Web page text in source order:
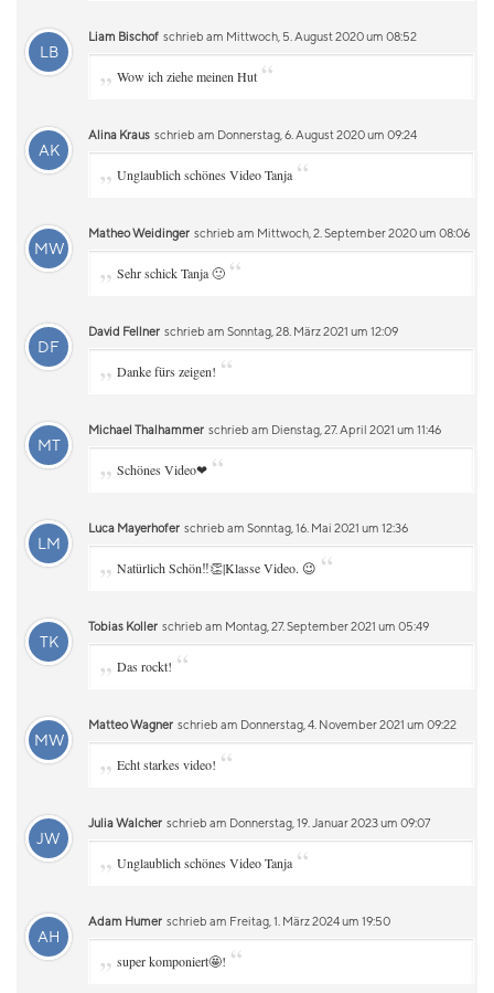
LB
Liam Bischof schrieb am Mittwoch, 5. August 2020 um 08:52
„ Wow ich ziehe meinen Hut “
AK
Alina Kraus schrieb am Donnerstag, 6. August 2020 um 09:24
„ Unglaublich schönes Video Tanja “
MW
Matheo Weidinger schrieb am Mittwoch, 2. September 2020 um 08:06
„ Sehr schick Tanja 🙂 “
DF
David Fellner schrieb am Sonntag, 28. März 2021 um 12:09
„ Danke fürs zeigen! “
MT
Michael Thalhammer schrieb am Dienstag, 27. April 2021 um 11:46
„ Schönes Video❤ “
LM
Luca Mayerhofer schrieb am Sonntag, 16. Mai 2021 um 12:36
„ Natürlich Schön‼️👏|Klasse Video. 😉 “
TK
Tobias Koller schrieb am Montag, 27. September 2021 um 05:49
„ Das rockt! “
MW
Matteo Wagner schrieb am Donnerstag, 4. November 2021 um 09:22
„ Echt starkes video! “
JW
Julia Walcher schrieb am Donnerstag, 19. Januar 2023 um 09:07
„ Unglaublich schönes Video Tanja “
AH
Adam Humer schrieb am Freitag, 1. März 2024 um 19:50
„ super komponiert🤩! “